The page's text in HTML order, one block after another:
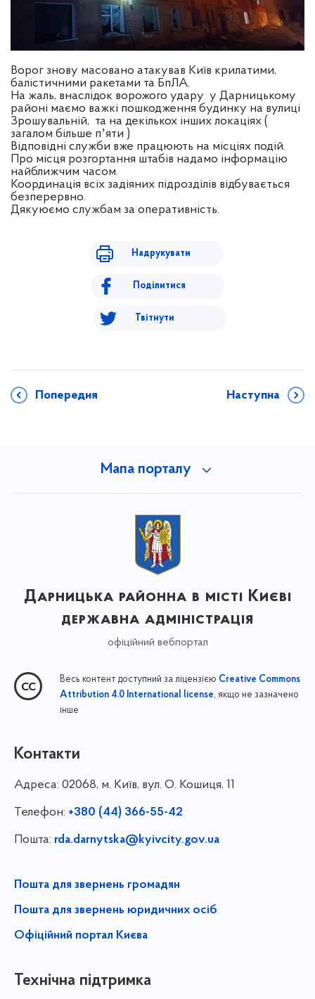
Ворог знову масовано атакував Київ крилатими,
балістичними ракетами та БпЛА.
На жаль, внаслідок ворожого удару у Дарницькому
районі маємо важкі пошкодження будинку на вулиці
Зрошувальній, та на декількох інших локаціях (
загалом більше пʼяти )
Відповідні служби вже працюють на місціях подій.
Про місця розгортання штабів надамо інформацію
найближчим часом.
Координація всіх задіяних підрозділів відбувається
безперервно.
Дякуюємо службам за оперативність.
Надрукувати
Поділитися
Твітнути
Попередня Наступна
Мапа порталу
Дарницька районна в місті Києві
державна адміністрація
офіційний вебпортал
Весь контент доступний за ліцензією Creative Commons
Attribution 4.0 International license, якщо не зазначено
інше
Контакти
Адреса: 02068, м. Київ, вул. О. Кошиця, 11
Телефон: +380 (44) 366-55-42
Пошта: rda.darnytska@kyivcity.gov.ua
Пошта для звернень громадян
Пошта для звернень юридичних осіб
Офіційний портал Києва
Технічна підтримка